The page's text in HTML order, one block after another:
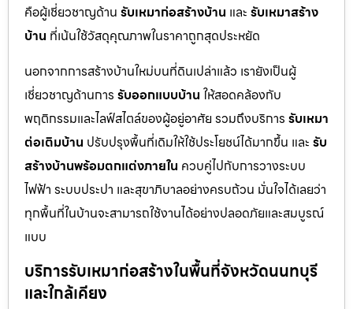
คือผู้เชี่ยวชาญด้าน รับเหมาก่อสร้างบ้าน และ รับเหมาสร้าง
บ้าน ที่เน้นใช้วัสดุคุณภาพในราคาถูกสุดประหยัด
นอกจากการสร้างบ้านใหม่บนที่ดินเปล่าแล้ว เรายังเป็นผู้
เชี่ยวชาญด้านการ รับออกแบบบ้าน ให้สอดคล้องกับ
พฤติกรรมและไลฟ์สไตล์ของผู้อยู่อาศัย รวมถึงบริการ รับเหมา
ต่อเติมบ้าน ปรับปรุงพื้นที่เดิมให้ใช้ประโยชน์ได้มากขึ้น และ รับ
สร้างบ้านพร้อมตกแต่งภายใน ควบคู่ไปกับการวางระบบ
ไฟฟ้า ระบบประปา และสุขาภิบาลอย่างครบถ้วน มั่นใจได้เลยว่า
ทุกพื้นที่ในบ้านจะสามารถใช้งานได้อย่างปลอดภัยและสมบูรณ์
แบบ
บริการรับเหมาก่อสร้างในพื้นที่จังหวัดนนทบุรี
และใกล้เคียง